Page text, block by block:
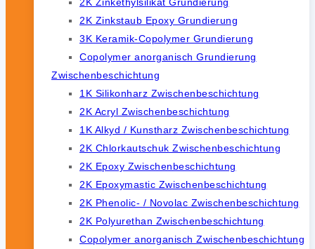
2K Zinkstaub Epoxy Grundierung
3K Keramik-Copolymer Grundierung
Copolymer anorganisch Grundierung
Zwischenbeschichtung
1K Silikonharz Zwischenbeschichtung
2K Acryl Zwischenbeschichtung
1K Alkyd / Kunstharz Zwischenbeschichtung
2K Chlorkautschuk Zwischenbeschichtung
2K Epoxy Zwischenbeschichtung
2K Epoxymastic Zwischenbeschichtung
2K Phenolic- / Novolac Zwischenbeschichtung
2K Polyurethan Zwischenbeschichtung
Copolymer anorganisch Zwischenbeschichtung